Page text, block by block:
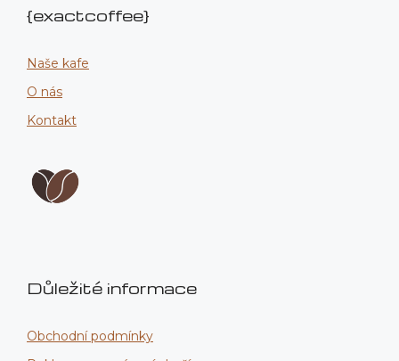
{exactcoffee}
Naše kafe
O nás
Kontakt
Důležité informace
Obchodní podmínky